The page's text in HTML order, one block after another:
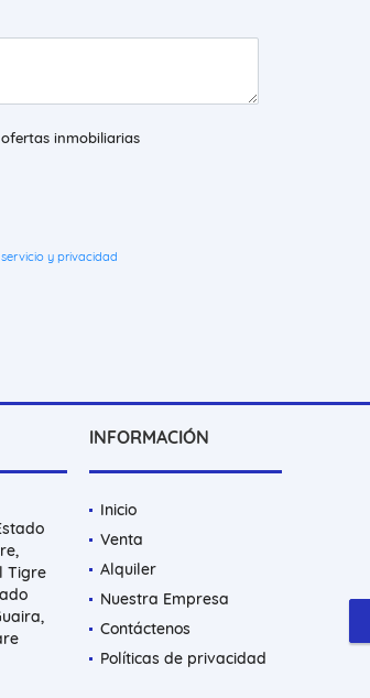
inmobiliarias
y privacidad
Tigre
INFORMACIÓN
Inicio
Venta
Alquiler
Nuestra Empresa
Contáctenos
Políticas de privacidad